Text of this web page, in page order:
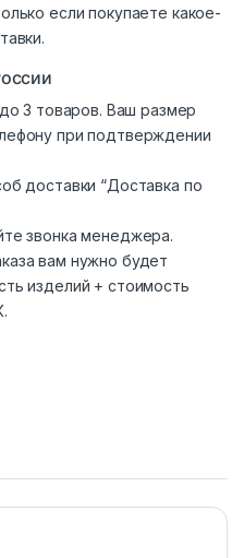
если покупаете какое-
3 товаров. Ваш размер
при подтверждении
доставки “Доставка по
звонка менеджера.
вам нужно будет
изделий + стоимость